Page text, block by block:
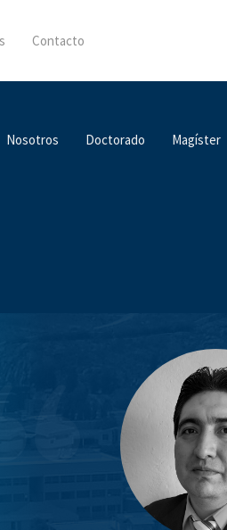
Contacto
Nosotros Doctorado Magíster